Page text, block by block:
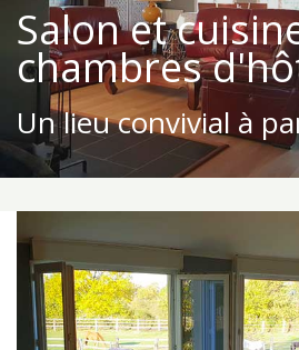
Salon et
chambres
Un lieu convivial à